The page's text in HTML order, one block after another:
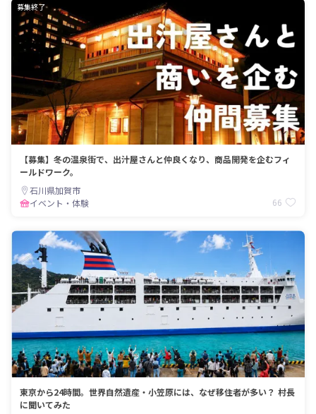
募集終了
【募集】冬の温泉街で、出汁屋さんと仲良くなり、商品開発を企むフィ
ールドワーク。
石川県加賀市
イベント・体験
66
東京から24時間。世界自然遺産・小笠原には、なぜ移住者が多い？ 村長
に聞いてみた